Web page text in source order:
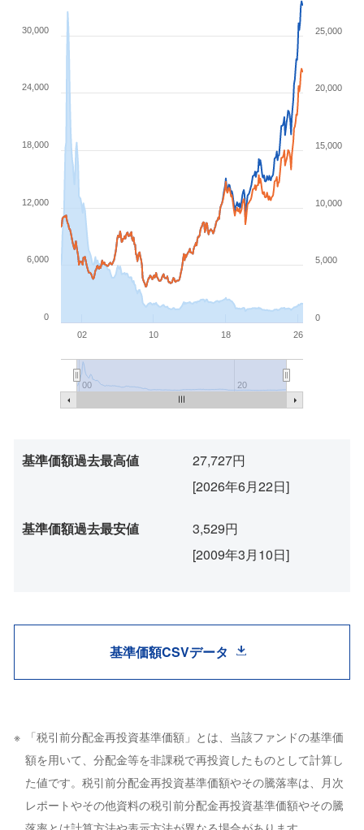
02 26
10 18
00 20
0
20,000
5,000
10,000
15,000
25,000
0
6,000
12,000
18,000
24,000
30,000
基準価額過去最高値
27,727円
[2026年6月22日]
基準価額過去最安値
3,529円
[2009年3月10日]
基準価額CSVデータ
「税引前分配金再投資基準価額」とは、当該ファンドの基準価
額を用いて、分配金等を非課税で再投資したものとして計算し
た値です。税引前分配金再投資基準価額やその騰落率は、月次
レポートやその他資料の税引前分配金再投資基準価額やその騰